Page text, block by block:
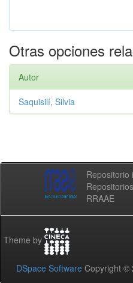
Otras opciones
Autor
Saquisilí, Silvia
Repositorio
RRAAE
Theme by
DSpace Software Copyright ©